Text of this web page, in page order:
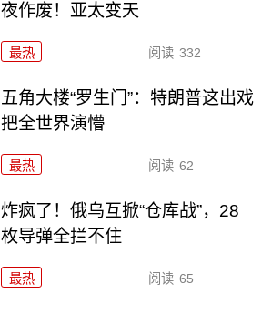
夜作废！亚太变天
最热 阅读 332
五角大楼“罗生门”：特朗普这出戏
把全世界演懵
最热 阅读 62
炸疯了！俄乌互掀“仓库战”，28
枚导弹全拦不住
最热 阅读 65